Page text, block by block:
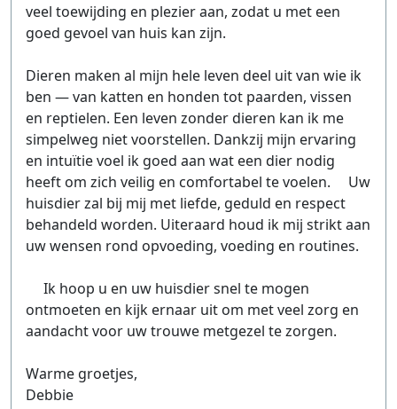
veel toewijding en plezier aan, zodat u met een
goed gevoel van huis kan zijn.
Dieren maken al mijn hele leven deel uit van wie ik
ben — van katten en honden tot paarden, vissen
en reptielen. Een leven zonder dieren kan ik me
simpelweg niet voorstellen. Dankzij mijn ervaring
en intuïtie voel ik goed aan wat een dier nodig
heeft om zich veilig en comfortabel te voelen. Uw
huisdier zal bij mij met liefde, geduld en respect
behandeld worden. Uiteraard houd ik mij strikt aan
uw wensen rond opvoeding, voeding en routines.
Ik hoop u en uw huisdier snel te mogen
ontmoeten en kijk ernaar uit om met veel zorg en
aandacht voor uw trouwe metgezel te zorgen.
Warme groetjes,
Debbie